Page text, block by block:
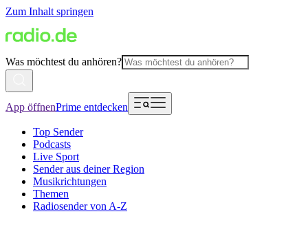
Zum Inhalt springen
Was möchtest du anhören?
App öffnenPrime entdecken
Top Sender
Podcasts
Live Sport
Sender aus deiner Region
Musikrichtungen
Themen
Radiosender von A-Z